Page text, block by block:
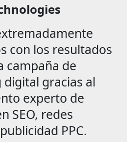
con los resultados
campaña de
gracias al
experto de
SEO, redes
PPC.